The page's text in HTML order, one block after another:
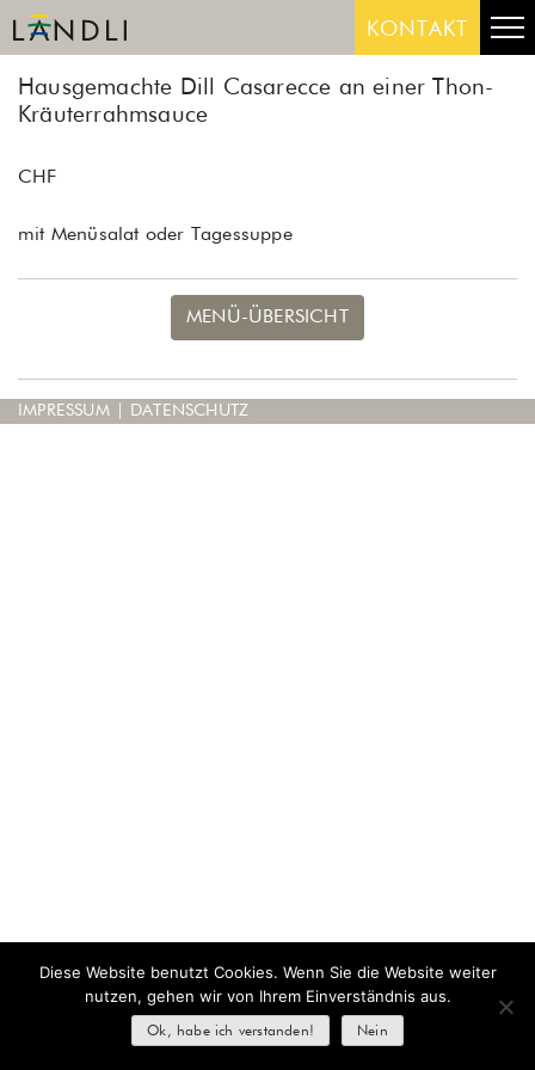
Skip
to
KONTAKT
Hausgemachte Dill Casarecce an einer Thon-
Kräuterrahmsauce
CHF
mit Menüsalat oder Tagessuppe
MENÜ-ÜBERSICHT
IMPRESSUM DATENSCHUTZ
Diese Website benutzt Cookies. Wenn Sie die Website weiter
nutzen, gehen wir von Ihrem Einverständnis aus.
Ok, habe ich verstanden! Nein